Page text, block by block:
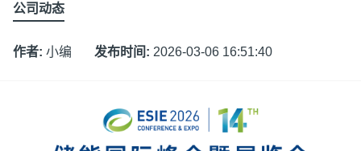
公司动态
作者: 小编 发布时间: 2026-03-06 16:51:40